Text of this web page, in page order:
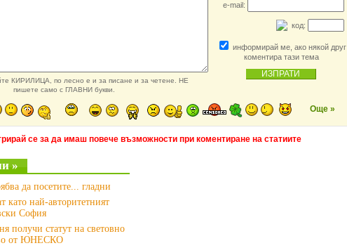
КИРИЛИЦА, по лесно е и за писане и за четене. НЕ
пишете само с ГЛАВНИ букви.
e-mail:
код:
информирай ме, ако някой друг
коментира тази тема
Още »
се за да имаш повече възможности при коментиране на статиите
»
да посетите... гладни
като най-авторитетният
София
получи статут на световно
от ЮНЕСКО